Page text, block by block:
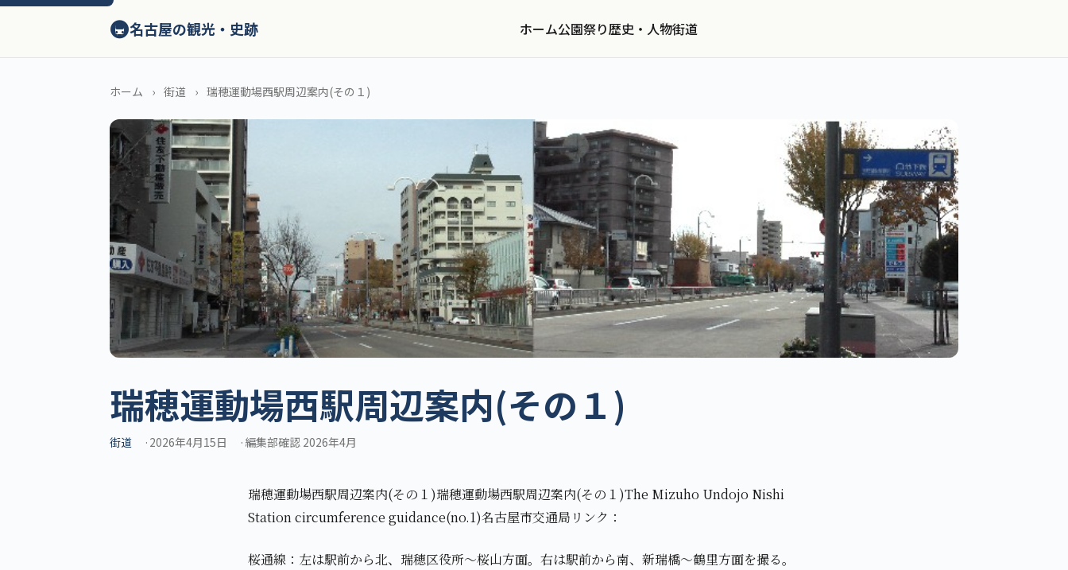
ン
🚇名古屋の観光・史跡 ホーム公園祭り歴史・人物街道
ホーム 街道 瑞穂運動場西駅周辺案内(その１)
瑞穂運動場西駅周辺案内(その１)
街道 2026年4月15日 編集部確認 2026年4月
瑞穂運動場西駅周辺案内(その１)瑞穂運動場西駅周辺案内(その１)The Mizuho Undojo Nishi
Station circumference guidance(no.1)名古屋市交通局リンク：
桜通線：左は駅前から北、瑞穂区役所～桜山方面。右は駅前から南、新瑞橋～鶴里方面を撮る。